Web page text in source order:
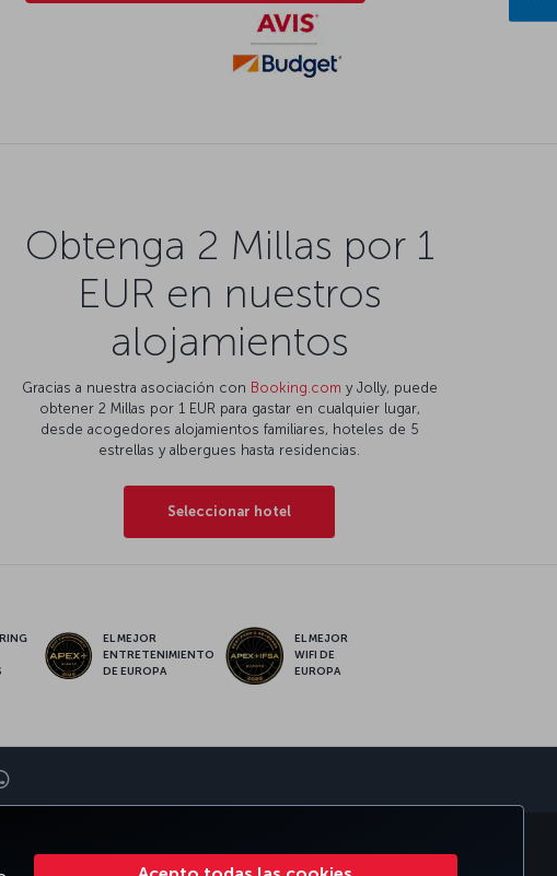
Obtenga 2 Millas por 1
EUR en nuestros
alojamientos
Gracias a nuestra asociación con Booking.com y Jolly, puede
obtener 2 Millas por 1 EUR para gastar en cualquier lugar,
desde acogedores alojamientos familiares, hoteles de 5
estrellas y albergues hasta residencias.
Seleccionar hotel
EL MEJOR
ENTRETENIMIENTO
DE EUROPA
EL MEJOR
WIFI DE
EUROPA
WhatsApp